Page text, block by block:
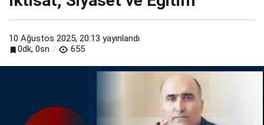
10 Ağustos 2025, 20:13 yayınlandı
0dk, 0sn
655